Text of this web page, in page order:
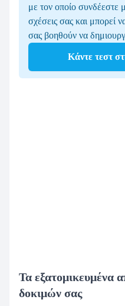
με τον οποίο συνδέεστε
σχέσεις σας και μπορεί
σας βοηθούν να
Κάντε τεστ
Τα εξατομικευμένα
δοκιμών σας